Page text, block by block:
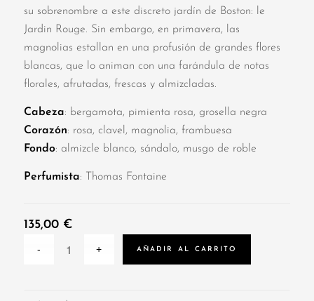
su sobrenombre a este discreto jardín de Boston: le
Jardin Rouge. Sin embargo, en primavera, las
magnolias estallan en una profusión de grandes flores
blancas, que lo animan con una farándula de notas
florales, afrutadas, frescas y almizcladas.
Cabeza: bergamota, pimienta rosa, grosella negra
Corazón: rosa, clavel, magnolia, frambuesa
Fondo: almizcle blanco, sándalo, musgo de roble
Perfumista: Thomas Fontaine
135,00 €
AÑADIR AL CARRITO